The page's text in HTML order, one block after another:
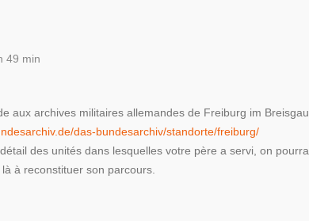
49 min
aux archives militaires allemandes de Freiburg im Breisgau
das-bundesarchiv/standorte/freiburg/
des unités dans lesquelles votre père a servi, on pourra
à reconstituer son parcours.